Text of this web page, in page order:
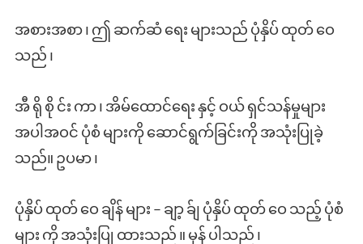
အစားအစာ ၊ ဤ ဆက်ဆံ ရေး များသည် ပုံနှိပ် ထုတ် ဝေ
သည် ၊
အီ ရို စို င်း ကာ ၊ အိမ်ထောင်ရေး နှင့် ဝယ် ရှင်သန်မှုများ
အပါအဝင် ပုံစံ များကို ဆောင်ရွက်ခြင်းကို အသုံးပြုခဲ့
သည်။ ဥပမာ ၊
ပုံနှိပ် ထုတ် ဝေ ချိန် များ – ချာ့ ခ်ျ ပုံနှိပ် ထုတ် ဝေ သည့် ပုံစံ
များ ကို အသုံးပြု ထားသည် ။ မှန် ပါသည် ၊